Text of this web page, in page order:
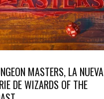
MASTERS, LA NUEVA
DE WIZARDS OF THE